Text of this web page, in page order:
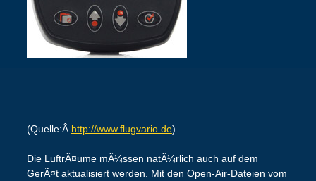
(Quelle:Â http://www.flugvario.de)
Die LuftrÃ¤ume mÃ¼ssen natÃ¼rlich auch auf dem
GerÃ¤t aktualisiert werden. Mit den Open-Air-Dateien vom